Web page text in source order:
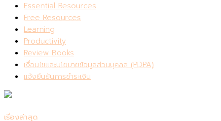
Essential Resources
Free Resources
Learning
Productivity
Review Books
เงื่อนไขและนโยบายข้อมูลส่วนบุคลล (PDPA)
แจ้งยืนยันการชำระเงิน
เรื่องล่าสุด